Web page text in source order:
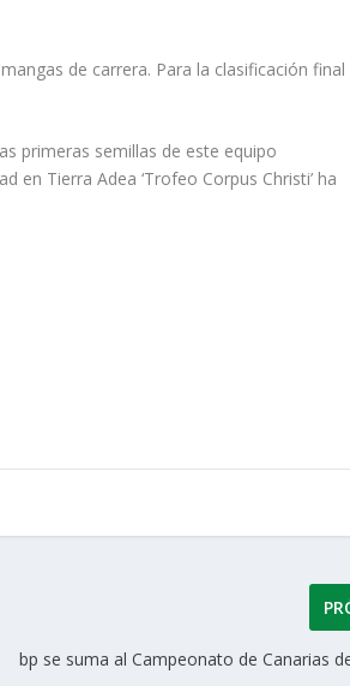
de carrera. Para la clasificación final
primeras semillas de este equipo
en Tierra Adea ‘Trofeo Corpus Christi’ ha
bp se suma al Campeonato de Canarias